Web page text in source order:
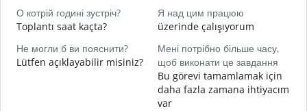
О котрій годині зустріч?
Toplantı saat kaçta?
Я над цим працюю
üzerinde çalışıyorum
Не могли б ви пояснити?
Lütfen açıklayabilir misiniz?
Мені потрібно більше часу,
щоб виконати це завдання
Bu görevi tamamlamak için
daha fazla zamana ihtiyacım
var